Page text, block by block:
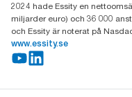
2024 hade Essity en
miljarder euro) och 36 000
och Essity är noterat på
www.essity.se